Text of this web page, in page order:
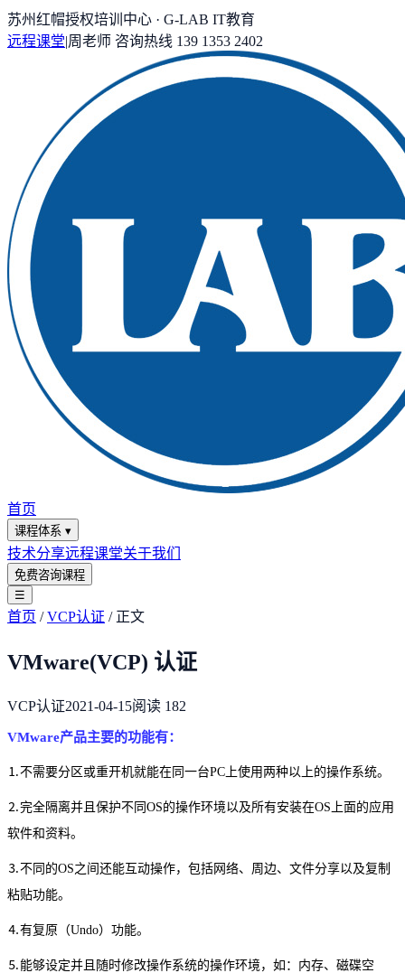
苏州红帽授权培训中心 · G-LAB IT教育
远程课堂|周老师 咨询热线 139 1353 2402
首页
课程体系 ▾
技术分享远程课堂关于我们
免费咨询课程
☰
首页 /VCP认证 / 正文
VMware(VCP) 认证
VCP认证2021-04-15阅读 182
VMware产品主要的功能有：
⒈不需要分区或重开机就能在同一台PC上使用两种以上的操作系统。
⒉完全隔离并且保护不同OS的操作环境以及所有安装在OS上面的应用
软件和资料。
⒊不同的OS之间还能互动操作，包括网络、周边、文件分享以及复制
粘贴功能。
⒋有复原（Undo）功能。
⒌能够设定并且随时修改操作系统的操作环境，如：内存、磁碟空